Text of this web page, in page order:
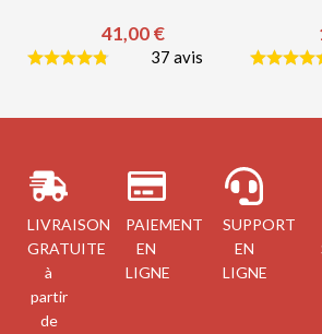
41,00€
37 avis
LIVRAISON
GRATUITE
à
partir
de
PAIEMENT
EN
LIGNE
SUPPORT
EN
LIGNE